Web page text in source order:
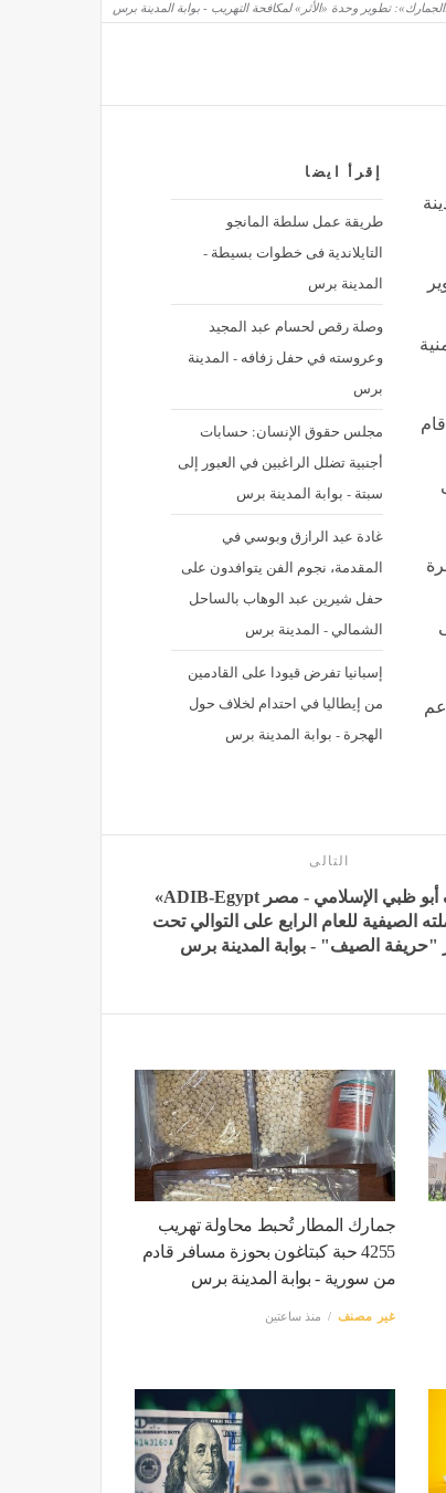
تطوير وحدة «الأثر» لمكافحة التهريب - بوابة المدينة برس
إقرأ ايضا
طريقة عمل سلطة المانجو
التايلاندية فى خطوات بسيطة -
المدينة برس
وصلة رقص لحسام عبد المجيد
وعروسته في حفل زفافه - المدينة
برس
مجلس حقوق الإنسان: حسابات
أجنبية تضلل الراغبين في العبور إلى
سبتة - بوابة المدينة برس
غادة عبد الرازق وبوسي في
المقدمة، نجوم الفن يتوافدون على
حفل شيرين عبد الوهاب بالساحل
الشمالي - المدينة برس
إسبانيا تفرض قيودا على القادمين
من إيطاليا في احتدام لخلاف حول
الهجرة - بوابة المدينة برس
التالى
«مصرف أبو ظبي الإسلامي - مصر ADIB-Egypt»
الصيفية للعام الرابع على التوالي تحت
"حريفة الصيف" - بوابة المدينة برس
جمارك المطار تُحبط محاولة تهريب
4255 حبة كبتاغون بحوزة مسافر قادم
من سورية - بوابة المدينة برس
غير مصنف منذ ساعتين